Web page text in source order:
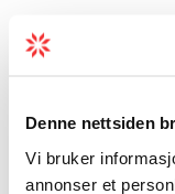
Denne nettsiden
Vi bruker
annonser et